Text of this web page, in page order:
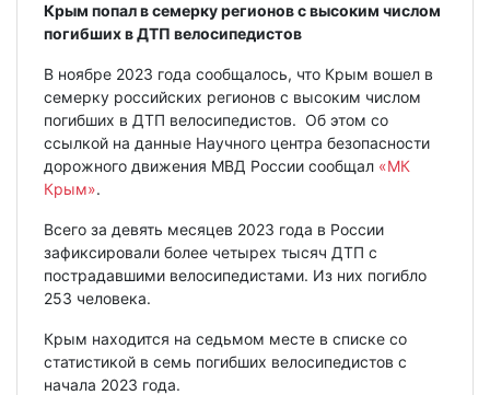
Крым попал в семерку регионов с высоким числом
погибших в ДТП велосипедистов
В ноябре 2023 года сообщалось, что Крым вошел в
семерку российских регионов с высоким числом
погибших в ДТП велосипедистов. Об этом со
ссылкой на данные Научного центра безопасности
дорожного движения МВД России сообщал «МК
Крым».
Всего за девять месяцев 2023 года в России
зафиксировали более четырех тысяч ДТП с
пострадавшими велосипедистами. Из них погибло
253 человека.
Крым находится на седьмом месте в списке со
статистикой в семь погибших велосипедистов с
начала 2023 года.